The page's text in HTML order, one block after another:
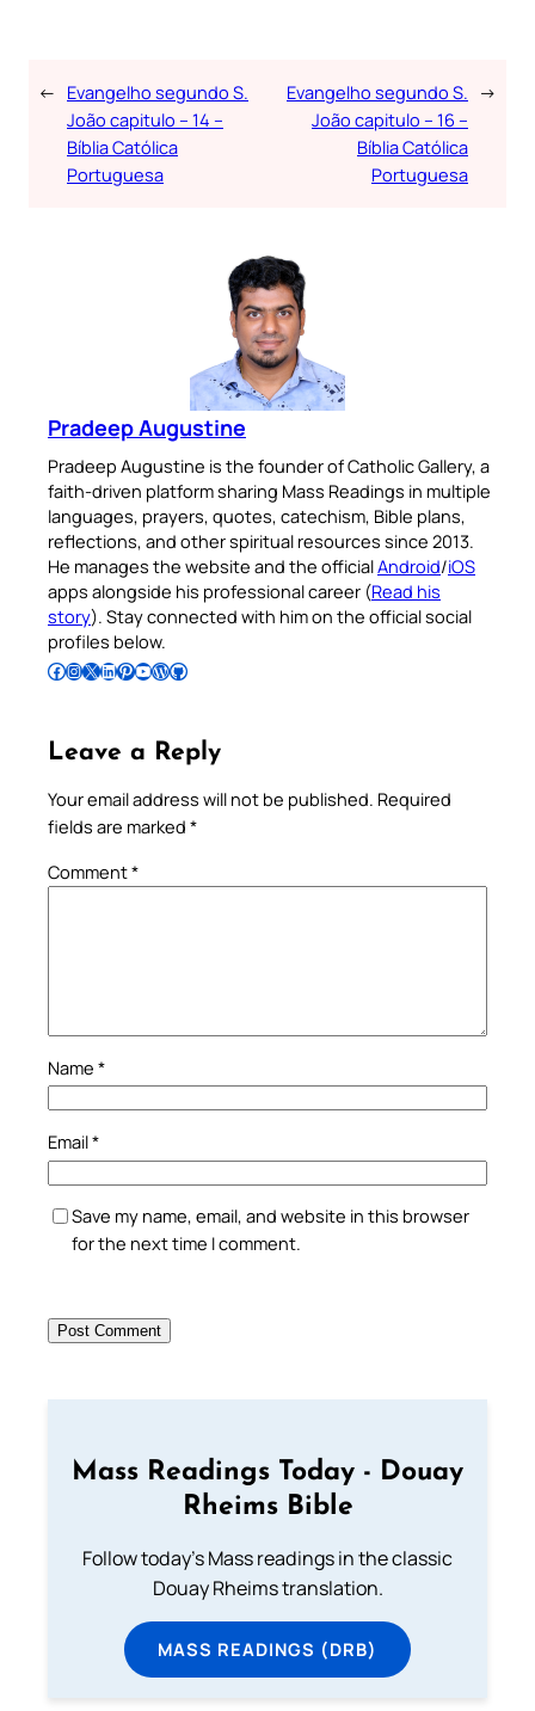
← Evangelho segundo S.
João capitulo – 14 –
Bíblia Católica
Portuguesa
Evangelho segundo S.
João capitulo – 16 –
Bíblia Católica
Portuguesa
→
Pradeep Augustine
Pradeep Augustine is the founder of Catholic Gallery, a
faith-driven platform sharing Mass Readings in multiple
languages, prayers, quotes, catechism, Bible plans,
reflections, and other spiritual resources since 2013.
He manages the website and the officialAndroid/iOS
apps alongside his professional career (Read his
story). Stay connected with him on the official social
profiles below.
Follow Pradeep on Facebook Follow Pradeep on InstagramFollow Pradeep on X Follow Pradeep on LinkedIn Follow Pradeep on Pinterest Subscribe to Pradeep’s Youtube Channel Follow Pradeep on WordPress Follow Pradeep on GitHub
Leave a Reply
Your email address will not be published. Required
fields are marked *
Comment*
Name *
Email*
Save my name, email, and website in this browser
for the next time I comment.
Mass Readings Today - Douay
Rheims Bible
Follow today's Mass readings in the classic
Douay Rheims translation.
MASS READINGS (DRB)